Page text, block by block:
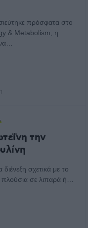
πρόσφατα στο
& Metabolism, η
την
διένεξη σχετικά με το
πλούσια σε λιπαρά ή…